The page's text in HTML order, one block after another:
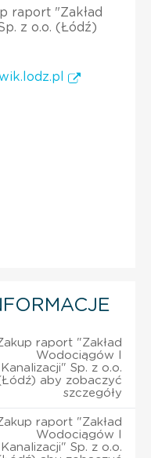
raport "Zakład
z o.o. (Łódź)
raport "Zakład
Wodociągów I
Kanalizacji" Sp. z o.o.
aby zobaczyć
szczegóły
raport "Zakład
Wodociągów I
Kanalizacji" Sp. z o.o.